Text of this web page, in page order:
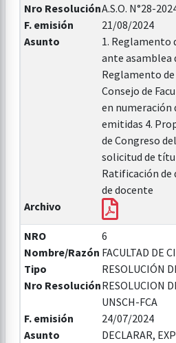
Nro ResoluciónA.S.O. N°28-
F. emisión
21/08/2024
Asunto
1. Reglamento
ante asamblea
Reglamento
Consejo de
en numeración
emitidas 4.
de Congreso
solicitud de
Ratificación de
de docente
Archivo
NRO
6
Nombre/Razón FACULTAD DE
Tipo
RESOLUCIÓN
Nro ResoluciónRESOLUCION
UNSCH-FCA
F. emisión
24/07/2024
Asunto
DECLARAR,